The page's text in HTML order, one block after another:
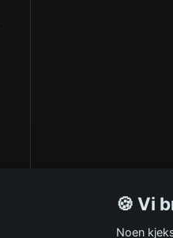
🍪 Vi
Noen